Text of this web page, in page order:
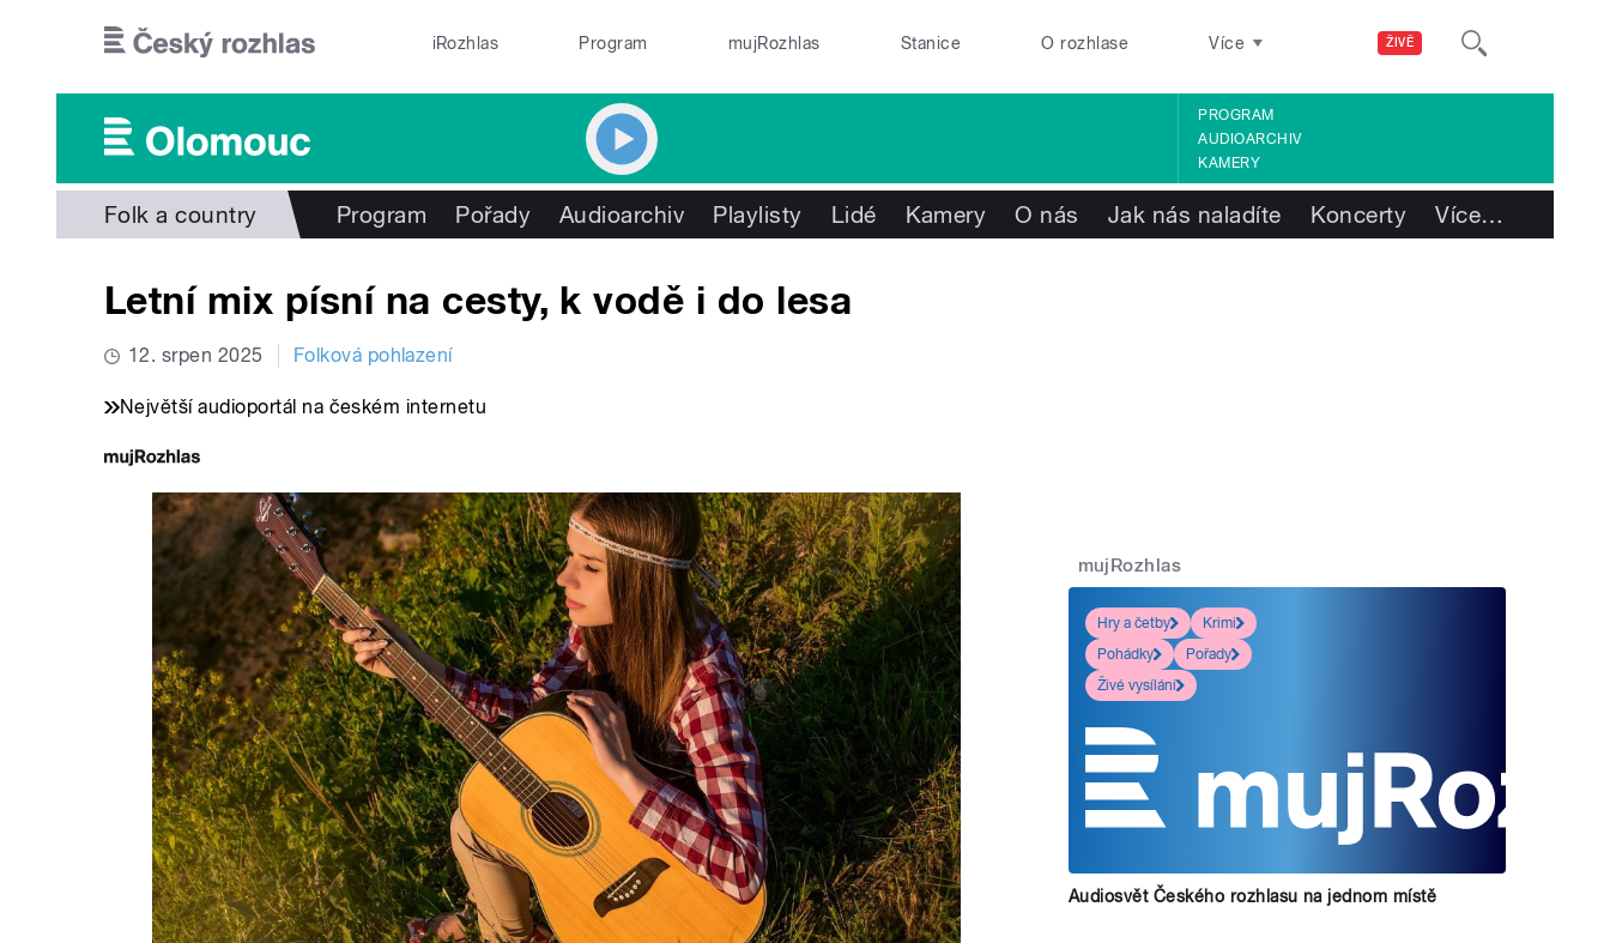
ŽIVĚ
iRozhlas Program mujRozhlas Stanice O rozhlase Více
PROGRAM
AUDIOARCHIV
KAMERY
Folk a country Program Pořady Audioarchiv Playlisty Lidé Kamery O nás Jak nás naladíte Koncerty Více…
Letní mix písní na cesty, k vodě i do lesa
12. srpen 2025 Folková pohlazení
Největší audioportál na českém internetu
mujRozhlas
Hry a četby
Krimi
Pohádky
Pořady
Živé vysílání
Audiosvět Českého rozhlasu na jednom místě